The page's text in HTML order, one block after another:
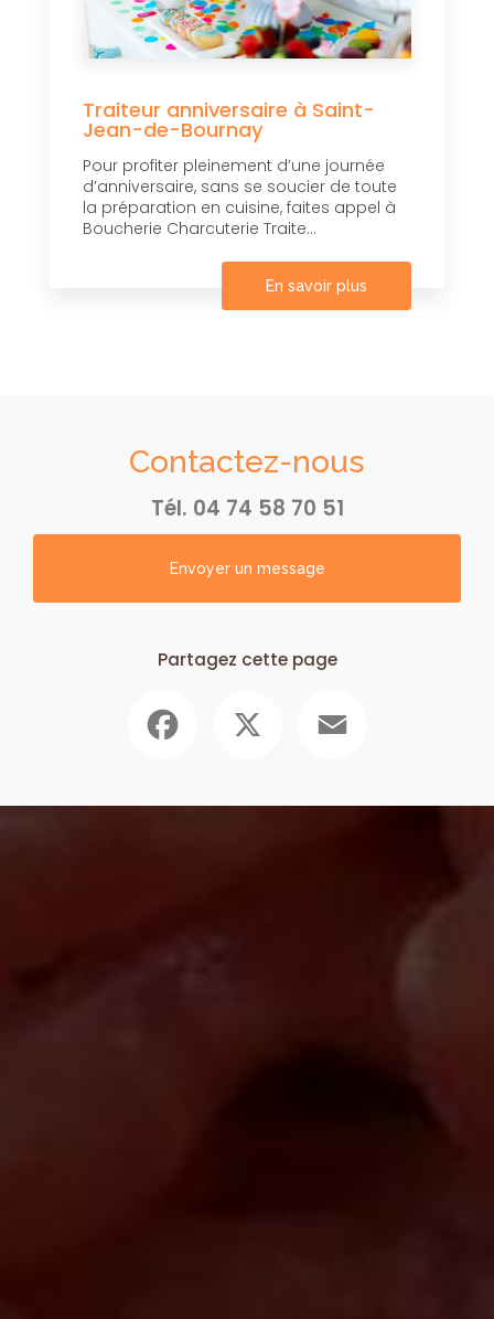
Traiteur anniversaire à Saint-
Jean-de-Bournay
Pour profiter pleinement d’une journée
d’anniversaire, sans se soucier de toute
la préparation en cuisine, faites appel à
Boucherie Charcuterie Traite...
En savoir plus
Contactez-nous
Tél. 04 74 58 70 51
Envoyer un message
Partagez cette page